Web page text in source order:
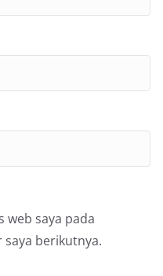
web saya pada
berikutnya.